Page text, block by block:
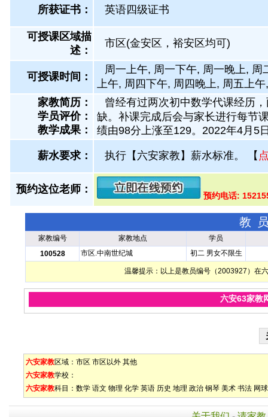
所获证书 ： 英语四级证书
可授课区域描
述：
市区(金安区，裕安区均可)
可授课时间：
周一上午, 周一下午, 周一晚上,
上午, 周四下午, 周四晚上, 周五上
家教简历：
学员评价：
教学成果：
曾经有过两次初中数学代课经历
缺。补课完成后会与家长进行每节
绩由98分上涨至129。2022年4月5
薪水要求： 执行【六安家教】薪水标准。 【
预约这位老师：
预约电话:
教
家教编号 家教地点
学员
100528
市区.中南世纪城 初二 男女不限生
温馨提示：以上是教员编号（2003927）在
六安63家教
六安家教区域： 市区 市区以外 其他
六安家教学校：
六安家教科目： 数学 语文 物理 化学 英语 历史 地理 政治 钢琴 美术 书法 网球